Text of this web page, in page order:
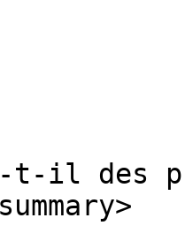
a-t-il